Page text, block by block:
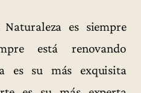
es siempre
está renovando
es su más exquisita